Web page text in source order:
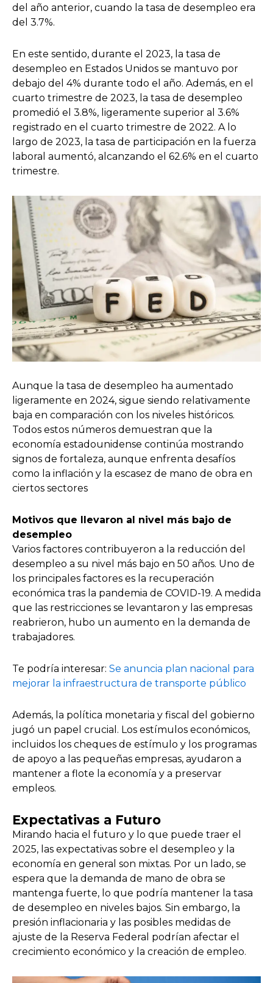
del año anterior, cuando la tasa de desempleo era
del 3.7%.
En este sentido, durante el 2023, la tasa de
desempleo en Estados Unidos se mantuvo por
debajo del 4% durante todo el año. Además, en el
cuarto trimestre de 2023, la tasa de desempleo
promedió el 3.8%, ligeramente superior al 3.6%
registrado en el cuarto trimestre de 2022. A lo
largo de 2023, la tasa de participación en la fuerza
laboral aumentó, alcanzando el 62.6% en el cuarto
trimestre.
Aunque la tasa de desempleo ha aumentado
ligeramente en 2024, sigue siendo relativamente
baja en comparación con los niveles históricos.
Todos estos números demuestran que la
economía estadounidense continúa mostrando
signos de fortaleza, aunque enfrenta desafíos
como la inflación y la escasez de mano de obra en
ciertos sectores
Motivos que llevaron al nivel más bajo de
desempleo
Varios factores contribuyeron a la reducción del
desempleo a su nivel más bajo en 50 años. Uno de
los principales factores es la recuperación
económica tras la pandemia de COVID-19. A medida
que las restricciones se levantaron y las empresas
reabrieron, hubo un aumento en la demanda de
trabajadores.
Te podría interesar: Se anuncia plan nacional para
mejorar la infraestructura de transporte público
Además, la política monetaria y fiscal del gobierno
jugó un papel crucial. Los estímulos económicos,
incluidos los cheques de estímulo y los programas
de apoyo a las pequeñas empresas, ayudaron a
mantener a flote la economía y a preservar
empleos.
Expectativas a Futuro
Mirando hacia el futuro y lo que puede traer el
2025, las expectativas sobre el desempleo y la
economía en general son mixtas. Por un lado, se
espera que la demanda de mano de obra se
mantenga fuerte, lo que podría mantener la tasa
de desempleo en niveles bajos. Sin embargo, la
presión inflacionaria y las posibles medidas de
ajuste de la Reserva Federal podrían afectar el
crecimiento económico y la creación de empleo.